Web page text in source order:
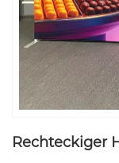
Rechteckiger